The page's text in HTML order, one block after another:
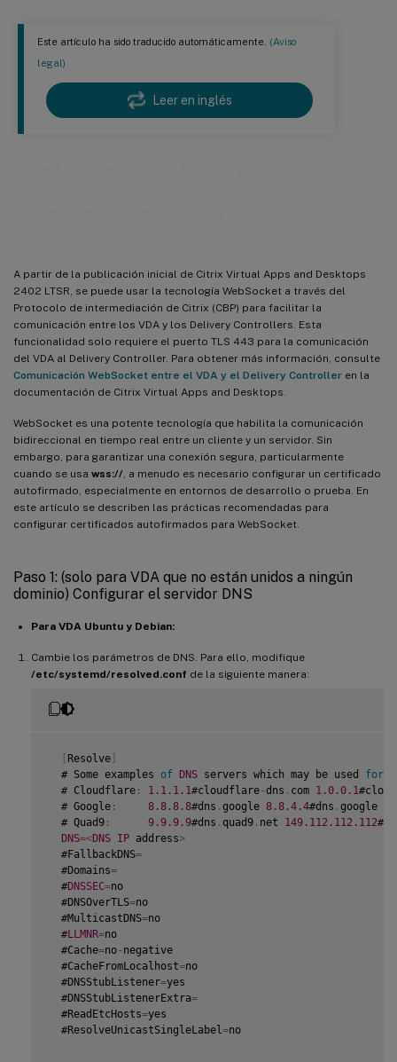
Este artículo ha sido traducido automáticamente. (Aviso
legal)
Leer en inglés
A partir de la publicación inicial de Citrix Virtual Apps and Desktops
2402 LTSR, se puede usar la tecnología WebSocket a través del
Protocolo de intermediación de Citrix (CBP) para facilitar la
comunicación entre los VDA y los Delivery Controllers. Esta
funcionalidad solo requiere el puerto TLS 443 para la comunicación
del VDA al Delivery Controller. Para obtener más información, consulte
Comunicación WebSocket entre el VDA y el Delivery Controller en la
documentación de Citrix Virtual Apps and Desktops.
WebSocket es una potente tecnología que habilita la comunicación
bidireccional en tiempo real entre un cliente y un servidor. Sin
embargo, para garantizar una conexión segura, particularmente
cuando se usa wss:// , a menudo es necesario configurar un certificado
autofirmado, especialmente en entornos de desarrollo o prueba. En
este artículo se describen las prácticas recomendadas para
configurar certificados autofirmados para WebSocket.
Paso 1: (solo para VDA que no están unidos a ningún
dominio) Configurar el servidor DNS
Para VDA Ubuntu y Debian:
Cambie los parámetros de DNS. Para ello, modifique
/etc/systemd/resolved.conf de la siguiente manera:
[ Resolve]
  # Some examples
of DNS servers which may be used for
  # Cloudflare
: 1.1 .1 .1#cloudflare-dns . com 1.0 .0 .1
  # Google
: 8.8 .8 .8#dns . google 8.8 .4 .4#dns . google
  # Quad9
: 9.9 .9 .9#dns . quad9 . net 149.112 .112 .112
DNS=<DNS IP address>
  #FallbackDNS
=
  #Domains
=
  #
DNSSEC=no
  #DNSOverTLS
=no
  #MulticastDNS
=no
  #
LLMNR=no
  #Cache
=no- negative
  #CacheFromLocalhost
=no
  #DNSStubListener
=yes
  #DNSStubListenerExtra
=
  #ReadEtcHosts
=yes
  #ResolveUnicastSingleLabel
=no